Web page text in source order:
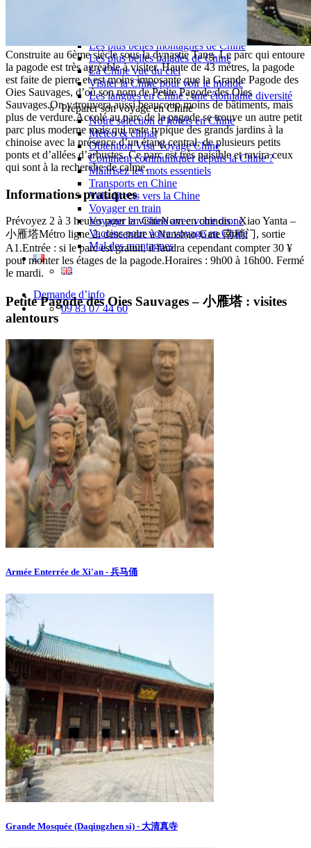
Fêtes traditionnelles & vacances en Chine
Les plus belles montagnes de Chine
Les plus belles balades de Chine
La Chine vue du ciel
Visiter la Chine pour voir le monde
Les langues en Chine : une étonnante diversité
Préparer son voyage en Chine
Notre sélection d’hôtels en Chine
Météo & climat
Obtention Visa Voyage Chine
Comment communiquer depuis la Chine ?
Maîtrisez les mots essentiels
Transports en Chine
Vols directs vers la Chine
Voyager en train
Voyager en Chine avec votre drone
Vaccins pour votre voyage en Chine
Mal des montagnes
Demande d’info
09 83 07 44 60
Construite au 6ème siècle sous la dynastie Tang. Le parc qui entoure
la pagode est très agréable à visiter. Haute de 43 mètres, la pagode
est faite de pierre et est moins imposante que la Grande Pagode des
Oies Sauvages, d’où son nom de Petite Pagode des Oies
Sauvages.On y trouvera aussi beaucoup moins de bâtiments, mais
plus de verdure.Accolé au parc de la pagode se trouve un autre petit
parc plus moderne mais qui reste typique des grands jardins à la
chinoise avec la présence d’un étang central, de plusieurs petits
ponts et d’allées d’arbustes. Ce parc est très paisible et ravira ceux
qui sont à la recherche de calme.
Informations pratiques
Prévoyez 2 à 3 heures pour la visiteNom en chinois : Xiao Yanta –
小雁塔Métro ligne 2, descendre à Nanshao Gate 南稍门, sortie
A1.Entrée : si le parc est gratuit, il faudra cependant compter 30 ¥
pour monter les étages de la pagode.Horaires : 9h00 à 16h00. Fermé
le mardi.
Petite Pagode des Oies Sauvages – 小雁塔 : visites
alentours
Armée Enterrée de Xi'an - 兵马俑
Grande Mosquée (Daqingzhen si) - 大清真寺